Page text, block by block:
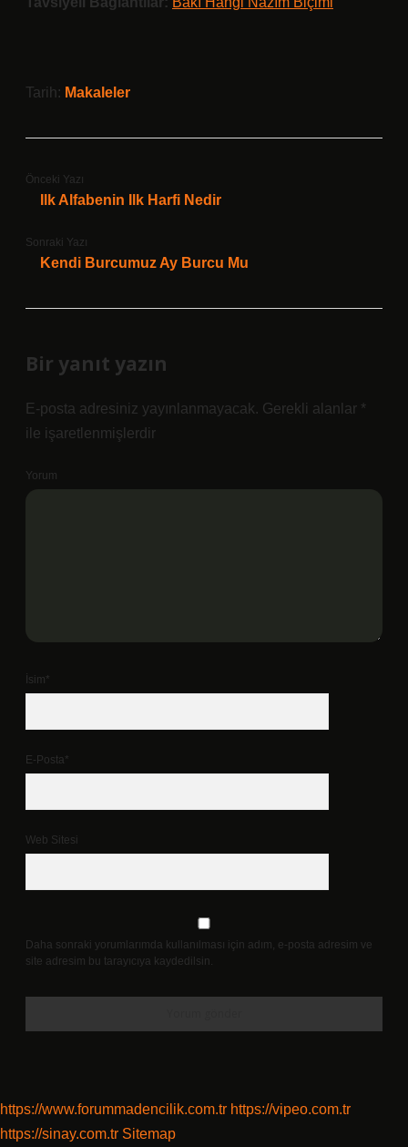
Tarih: Makaleler
Önceki Yazı
Ilk Alfabenin Ilk Harfi Nedir
Sonraki Yazı
Kendi Burcumuz Ay Burcu Mu
Bir yanıt yazın
E-posta adresiniz yayınlanmayacak. Gerekli alanlar *
ile işaretlenmişlerdir
Yorum
İsim*
E-Posta*
Web Sitesi
Daha sonraki yorumlarımda kullanılması için adım, e-posta adresim ve
site adresim bu tarayıcıya kaydedilsin.
https://www.forummadencilik.com.tr https://vipeo.com.tr
https://sinay.com.tr Sitemap